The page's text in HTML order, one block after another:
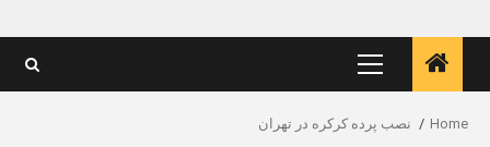
Primary
Menu
Home نصب پرده کرکره در تهران